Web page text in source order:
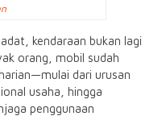
kendaraan bukan lagi
orang, mobil sudah
dari urusan
usaha, hingga
penggunaan